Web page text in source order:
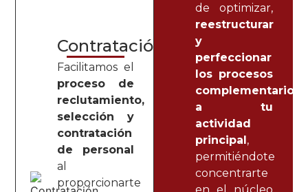
Contratación
Facilitamos el
proceso de
reclutamiento,
selección y
contratación
de personal
al
proporcionarte
de optimizar,
reestructurar
y
perfeccionar
los procesos
complementarios
a tu
actividad
principal,
permitiéndote
concentrarte
en el núcleo